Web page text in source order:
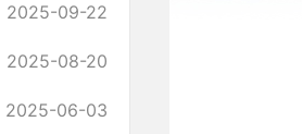
2025-09-22
2025-08-20
2025-06-03